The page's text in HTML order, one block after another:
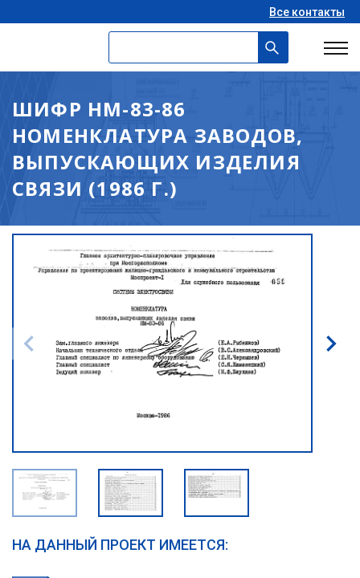
Все контакты
ШИФР НМ-83-86
НОМЕНКЛАТУРА ЗАВОДОВ,
ВЫПУСКАЮЩИХ ИЗДЕЛИЯ
СВЯЗИ (1986 Г.)
НА ДАННЫЙ ПРОЕКТ ИМЕЕТСЯ: